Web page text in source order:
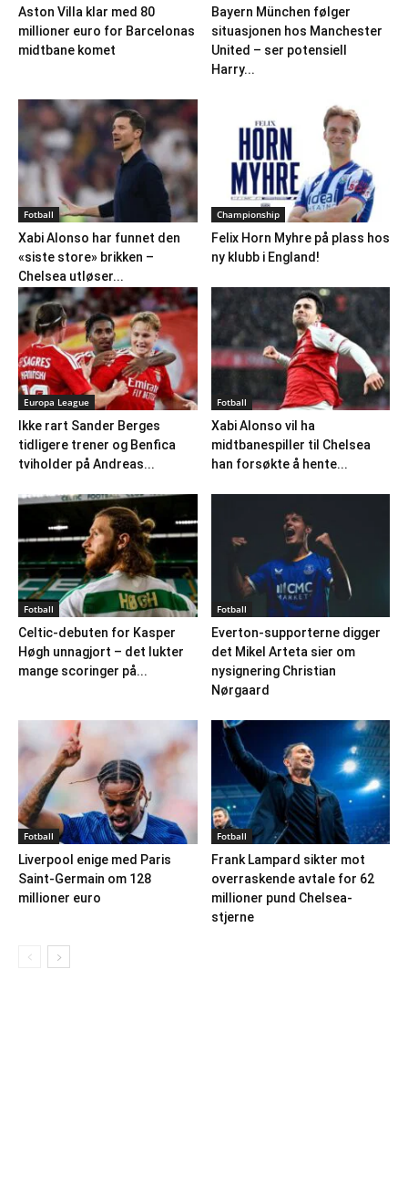
Aston Villa klar med 80
millioner euro for Barcelonas
midtbane komet
Bayern München følger
situasjonen hos Manchester
United – ser potensiell
Harry...
Fotball
Xabi Alonso har funnet den
«siste store» brikken –
Chelsea utløser...
Championship
Felix Horn Myhre på plass hos
ny klubb i England!
Europa League
Ikke rart Sander Berges
tidligere trener og Benfica
tviholder på Andreas...
Fotball
Xabi Alonso vil ha
midtbanespiller til Chelsea
han forsøkte å hente...
Fotball
Celtic-debuten for Kasper
Høgh unnagjort – det lukter
mange scoringer på...
Fotball
Everton-supporterne digger
det Mikel Arteta sier om
nysignering Christian
Nørgaard
Fotball
Liverpool enige med Paris
Saint-Germain om 128
millioner euro
Fotball
Frank Lampard sikter mot
overraskende avtale for 62
millioner pund Chelsea-
stjerne